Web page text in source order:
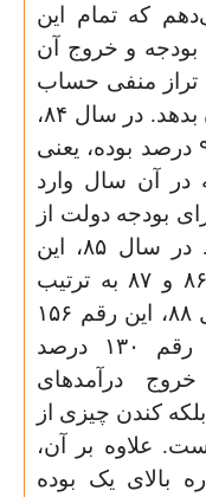
که تمام این
بودجه و خروج آن
تراز منفی حساب
سرمایه را یکجا در خودش نشان بدهد. در سال ۸۴،
نسبت ورود به خروج سرمایه ۹۷ درصد بوده، یعنی
در آن سال وارد
بودجه دولت از
اقتصاد ایران خارج شده است. در سال ۸۵، این
رقم ۱۰۵ درصد بود. سال‌های ۸۶ و ۸۷ به ترتیب
هریک ۱۰۳ درصد بوده و در سال ۸۸، این رقم ۱۵۶
درصد بود. سال ۸۹ نیز این رقم ۱۳۰ درصد
درآمدهای
کندن چیزی از
علاوه بر آن،
بالای یک بوده